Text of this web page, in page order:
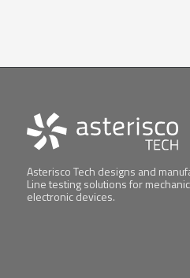
Asterisco Tech designs and
Line testing solutions for
electronic devices.